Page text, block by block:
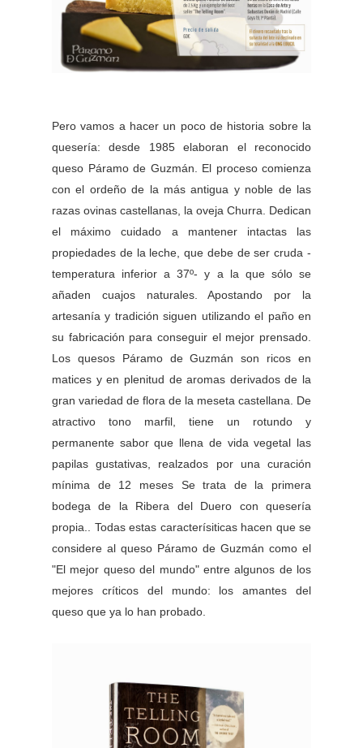
Pero vamos a hacer un poco de historia sobre la
quesería: desde 1985 elaboran el reconocido
queso Páramo de Guzmán. El proceso comienza
con el ordeño de la más antigua y noble de las
razas ovinas castellanas, la oveja Churra. Dedican
el máximo cuidado a mantener intactas las
propiedades de la leche, que debe de ser cruda -
temperatura inferior a 37º- y a la que sólo se
añaden cuajos naturales. Apostando por la
artesanía y tradición siguen utilizando el paño en
su fabricación para conseguir el mejor prensado.
Los quesos Páramo de Guzmán son ricos en
matices y en plenitud de aromas derivados de la
gran variedad de flora de la meseta castellana.
De
atractivo tono marfil, tiene un rotundo y
permanente sabor que llena de vida vegetal las
papilas gustativas, realzados por una curación
mínima de 12 meses Se trata de la primera
bodega de la Ribera del Duero con quesería
propia.. Todas estas caracterísiticas hacen que se
considere al queso Páramo de Guzmán como el
"El mejor queso del mundo" entre algunos de los
mejores críticos del mundo: los amantes del
queso que ya lo han probado.